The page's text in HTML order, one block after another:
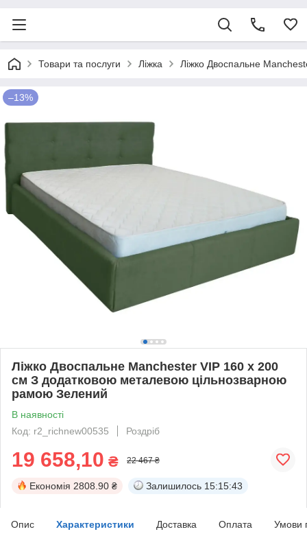
Товари та послуги Ліжка Ліжко Двоспальне
–13%
Ліжко Двоспальне Manchester VIP 160 х 200
см З додатковою металевою цільнозварною
рамою Зелений
В наявності
Код: r2_richnew00535
Роздріб
19 658,10 ₴ 22 467 ₴
Економія 2808.90 ₴ Залишилось 15:15:42
Опис Характеристики Доставка Оплата Умови